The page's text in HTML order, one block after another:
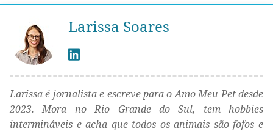
Larissa Soares
Larissa é jornalista e escreve para o Amo Meu Pet desde
2023. Mora no Rio Grande do Sul, tem hobbies
intermináveis e acha que todos os animais são fofos e